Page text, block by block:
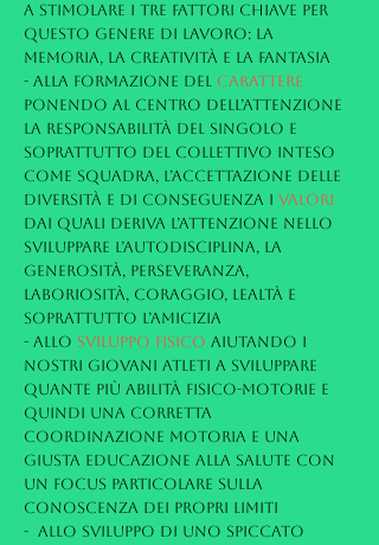
a stimolare i tre fattori chiave per
questo genere di lavoro: la
memoria, la creatività e la fantasia
- Alla formazione del CARATTERE
ponendo al centro dell’attenzione
la responsabilità del singolo e
soprattutto del collettivo inteso
come squadra, l’accettazione delle
diversità e di conseguenza i VALORI
dai quali deriva l’attenzione nello
sviluppare l’autodisciplina, la
generosità, perseveranza,
laboriosità, coraggio, lealtà e
soprattutto l’amicizia
- Allo SVILUPPO FISICO aiutando i
nostri giovani atleti a sviluppare
quante più abilità fisico-motorie e
quindi una corretta
coordinazione motoria e una
giusta educazione alla salute con
un focus particolare sulla
conoscenza dei propri limiti
- Allo sviluppo di uno spiccato